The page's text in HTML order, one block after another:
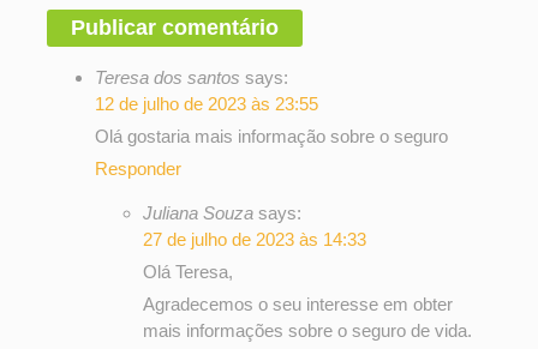
Teresa dos santos says:
12 de julho de 2023 às 23:55
Olá gostaria mais informação sobre o seguro
Responder
Juliana Souza says:
27 de julho de 2023 às 14:33
Olá Teresa,
Agradecemos o seu interesse em obter
mais informações sobre o seguro de vida.